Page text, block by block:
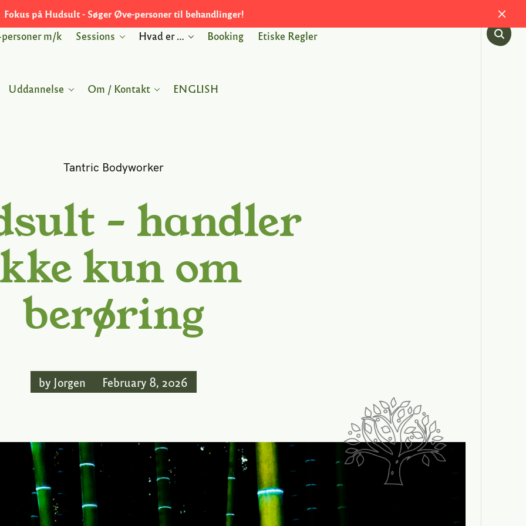
Fokus på Hudsult - Søger Øve-personer til behandlinger!
m/k Sessions Hvad er … Booking Etiske Regler
Uddannelse Om / Kontakt ENGLISH
Tantric Bodyworker
– handler
kun om
berøring
by Jorgen February 8, 2026